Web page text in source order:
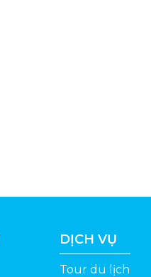
DỊCH VỤ
Tour du lịch